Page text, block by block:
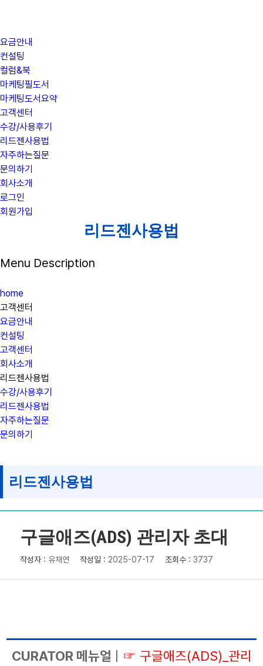
요금안내
컨설팅
컬럼&북
마케팅필도서
마케팅도서요약
고객센터
수강/사용후기
리드젠사용법
자주하는질문
문의하기
회사소개
로그인
회원가입
리드젠사용법
Menu Description
home
고객센터
요금안내
컨설팅
고객센터
회사소개
리드젠사용법
수강/사용후기
리드젠사용법
자주하는질문
문의하기
리드젠사용법
구글애즈(ADS) 관리자 초대
작성자 : 유채연 작성일 : 2025-07-17 조회수 : 3737
CURATOR 메뉴얼 ☞ 구글애즈(ADS)_관리